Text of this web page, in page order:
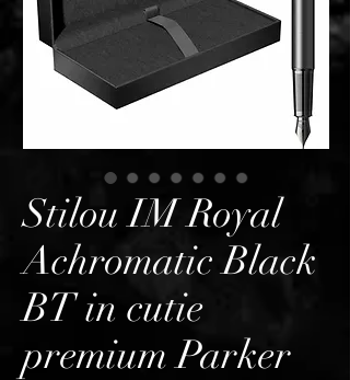
Stilou IM Royal
Achromatic Black
BT in cutie
premium Parker